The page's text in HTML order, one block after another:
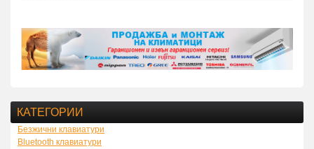
КАТЕГОРИИ
Безжични клавиатури
Bluetooth клавиатури